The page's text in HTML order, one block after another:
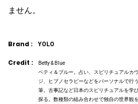
ません。
Brand : YOLO
Credit :
Betty & Blue
ベティ＆ブルー。占い、スピリチュアルカ
ジ、ヒプノセラピーなどをパーソナルで行
筆。古事記など日本のスピリチュアルを学
探る。数種類の組み合わせで独自の世界観